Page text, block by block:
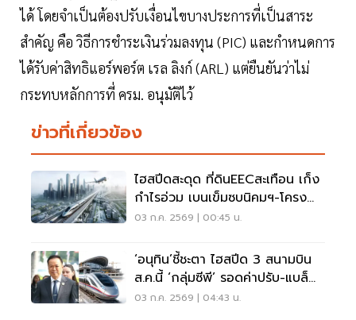
ได้ โดยจำเป็นต้องปรับเงื่อนไขบางประการที่เป็นสาระ
สำคัญ คือ วิธีการชำระเงินร่วมลงทุน (PIC) และกำหนดการ
ได้รับค่าสิทธิแอร์พอร์ต เรล ลิงก์ (ARL) แต่ยืนยันว่าไม่
กระทบหลักการที่ ครม. อนุมัติไว้
ข่าวที่เกี่ยวข้อง
ไฮสปีดสะดุด ที่ดินEECสะเทือน เก็ง
กำไรอ่วม เบนเข็มซบนิคมฯ-โครง
ข่ายถนนใหม่
03 ก.ค. 2569 | 00:45 น.
‘อนุทิน’ชี้ชะตา ไฮสปีด 3 สนามบิน
ส.ค.นี้ ‘กลุ่มซีพี’ รอดค่าปรับ-แบล็
กลิสต์
03 ก.ค. 2569 | 04:43 น.